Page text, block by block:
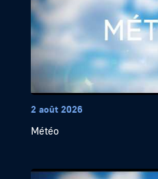
2 août 2026
Météo